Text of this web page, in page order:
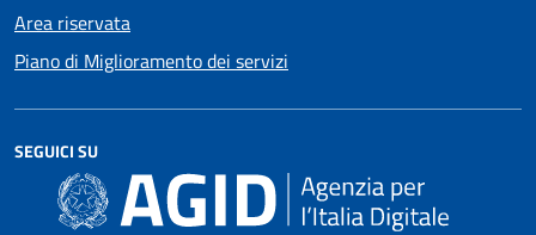
Area riservata
Piano di Miglioramento dei servizi
SEGUICI SU